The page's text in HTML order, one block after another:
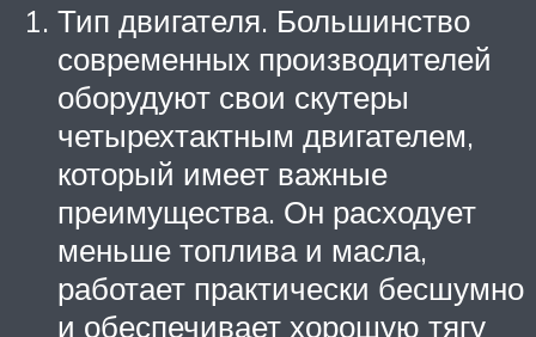
Тип двигателя. Большинство
современных производителей
оборудуют свои скутеры
четырехтактным двигателем,
который имеет важные
преимущества. Он расходует
меньше топлива и масла,
работает практически бесшумно
и обеспечивает хорошую тягу